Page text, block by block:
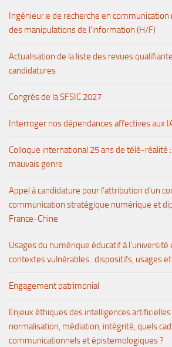
Ingénieur.e de recherche en
des manipulations de l’information (H/F)
Actualisation de la liste des revues
candidatures
Congrès de la SFSIC 2027
Interroger nos dépendances affectives aux
Colloque international 25 ans de télé-réalité :
mauvais genre
Appel à candidature pour l’attribution d’un
communication stratégique numérique et
France-Chine
Usages du numérique éducatif à
contextes vulnérables : dispositifs, usages
Engagement patrimonial
Enjeux éthiques des intelligences
normalisation, médiation, intégrité, quels
communicationnels et épistemologiques ?